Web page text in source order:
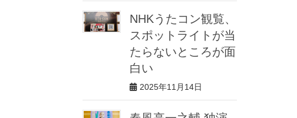
NHKうたコン観覧、
スポットライトが当
たらないところが面
白い
2025年11月14日